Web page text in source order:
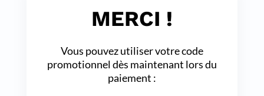
MERCI !
Vous pouvez utiliser votre code
promotionnel dès maintenant lors du
paiement :